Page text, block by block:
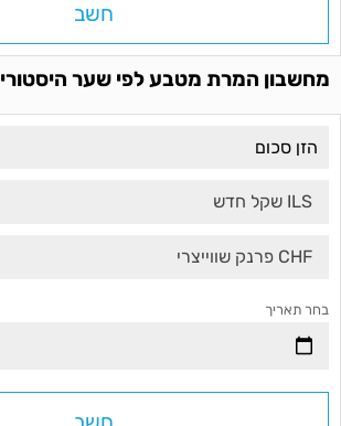
חשב
מחשבון המרת מטבע לפי שער היסטורי
ILS שקל חדש
CHF פרנק שווייצרי
בחר תאריך